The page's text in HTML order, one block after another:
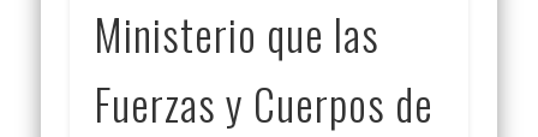
Ministerio que las
Fuerzas y Cuerpos de